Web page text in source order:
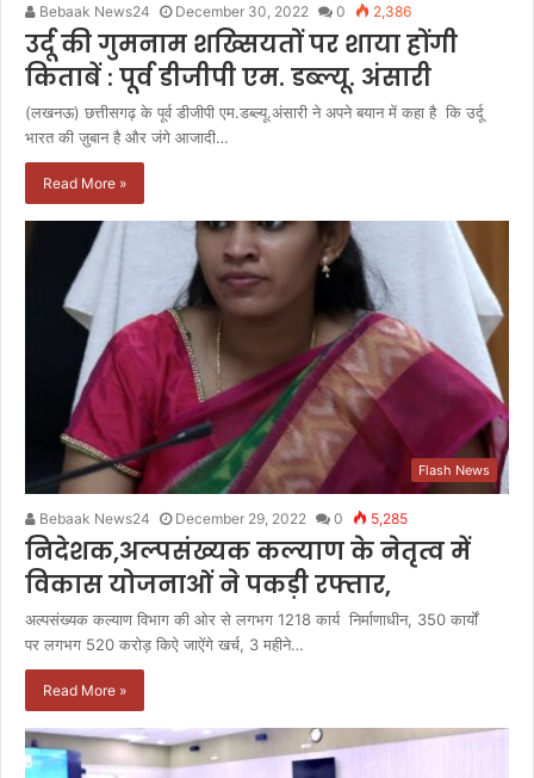
Bebaak News24 December 30, 2022 0 2,386
उर्दू की गुमनाम शख्सियतों पर शाया होंगी
किताबें : पूर्व डीजीपी एम. डब्ल्यू. अंसारी
(लखनऊ) छत्तीसगढ़ के पूर्व डीजीपी एम.डब्ल्यू.अंसारी ने अपने बयान में कहा है कि उर्दू
भारत की ज़ुबान है और जंगे आजादी…
Read More »
Flash News
Bebaak News24 December 29, 2022 0 5,285
निदेशक,अल्पसंख्यक कल्याण के नेतृत्व में
विकास योजनाओं ने पकड़ी रफ्तार,
अल्पसंख्यक कल्याण विभाग की ओर से लगभग 1218 कार्य निर्माणाधीन, 350 कार्यों
पर लगभग 520 करोड़ किऐ जाऐंगे खर्च, 3 महीने…
Read More »